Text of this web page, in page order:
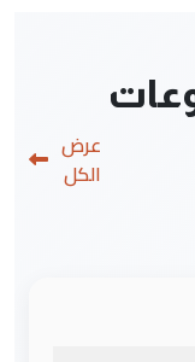
عرض
الكل